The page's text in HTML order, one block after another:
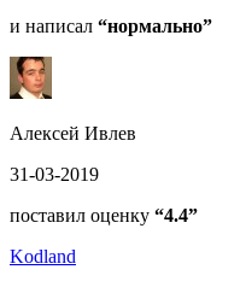
и написал “нормально”
Алексей Ивлев
31-03-2019
поставил оценку “4.4”
Kodland